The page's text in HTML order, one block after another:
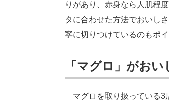
りがあり、赤身なら人肌程
タに合わせた方法でおいし
寧に切りつけているのもポイ
「マグロ」がお
マグロを取り扱っている3